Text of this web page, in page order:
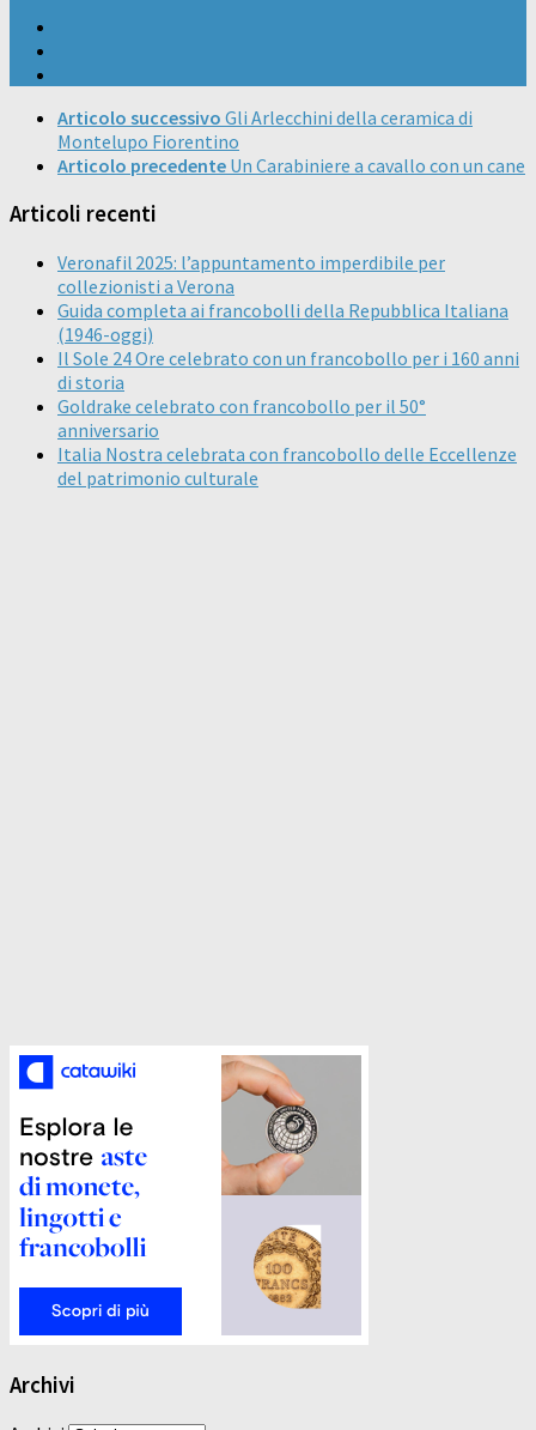
Articolo successivo Gli Arlecchini della ceramica di
Montelupo Fiorentino
Articolo precedente Un Carabiniere a cavallo con un cane
Articoli recenti
Veronafil 2025: l’appuntamento imperdibile per
collezionisti a Verona
Guida completa ai francobolli della Repubblica Italiana
(1946-oggi)
Il Sole 24 Ore celebrato con un francobollo per i 160 anni
di storia
Goldrake celebrato con francobollo per il 50°
anniversario
Italia Nostra celebrata con francobollo delle Eccellenze
del patrimonio culturale
Archivi